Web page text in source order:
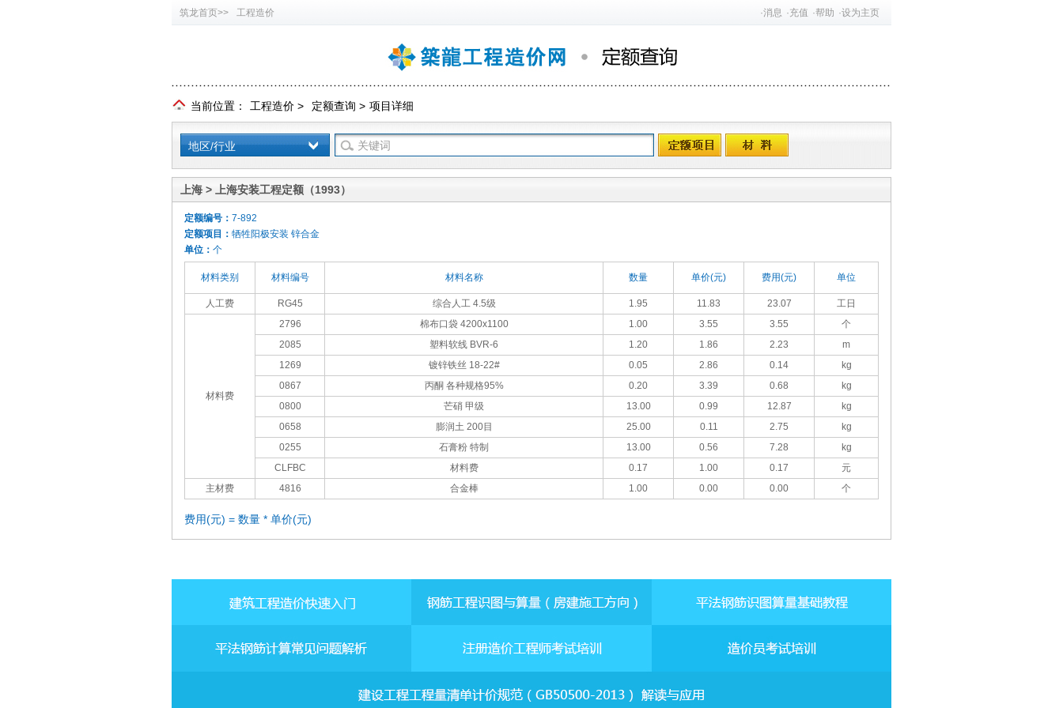
筑龙首页>> 工程造价 ·消息 ·充值 ·帮助 ·设为主页
当前位置： 工程造价 > 定额查询 > 项目详细
地区/行业
上海 > 上海安装工程定额（1993）
定额编号： 7-892
定额项目： 牺牲阳极安装 锌合金
单位： 个
材料类别 材料编号 材料名称 数量 单价(元) 费用(元) 单位
人工费 RG45 综合人工 4.5级 1.95 11.83 23.07 工日
材料费
2796 棉布口袋 4200x1100 1.00 3.55 3.55
个
2085
塑料软线 BVR-6 1.20 1.86 2.23
m
1269
镀锌铁丝 18-22# 0.05 2.86 0.14
kg
0867
丙酮 各种规格95% 0.20 3.39 0.68
kg
0800
芒硝 甲级 13.00 0.99 12.87
kg
0658
膨润土 200目 25.00 0.11 2.75
kg
0255
石膏粉 特制 13.00 0.56 7.28
kg
CLFBC
材料费 0.17 1.00 0.17
元
主材费
4816 合金棒 1.00 0.00 0.00 个
费用(元) = 数量 * 单价(元)